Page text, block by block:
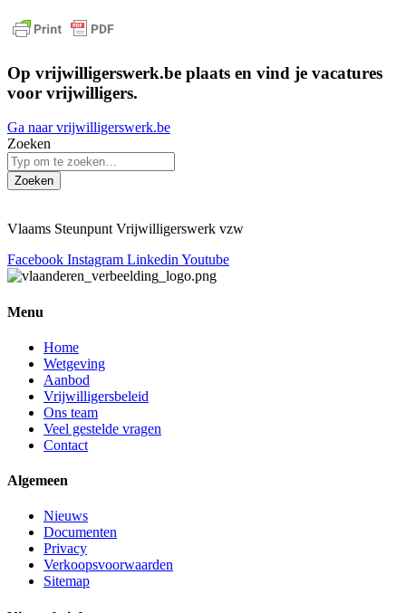
Op vrijwilligerswerk.be plaats en vind je vacatures
voor vrijwilligers.
Ga naar vrijwilligerswerk.be
Zoeken
Zoeken
Vlaams Steunpunt Vrijwilligerswerk vzw
Facebook Instagram Linkedin Youtube
Menu
Home
Wetgeving
Aanbod
Vrijwilligersbeleid
Ons team
Veel gestelde vragen
Contact
Algemeen
Nieuws
Documenten
Privacy
Verkoopsvoorwaarden
Sitemap